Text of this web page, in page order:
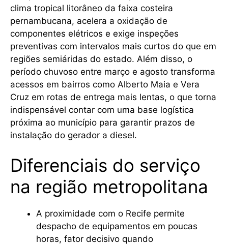
clima tropical litorâneo da faixa costeira
pernambucana, acelera a oxidação de
componentes elétricos e exige inspeções
preventivas com intervalos mais curtos do que em
regiões semiáridas do estado. Além disso, o
período chuvoso entre março e agosto transforma
acessos em bairros como Alberto Maia e Vera
Cruz em rotas de entrega mais lentas, o que torna
indispensável contar com uma base logística
próxima ao município para garantir prazos de
instalação do gerador a diesel.
Diferenciais do serviço
na região metropolitana
A proximidade com o Recife permite
despacho de equipamentos em poucas
horas, fator decisivo quando